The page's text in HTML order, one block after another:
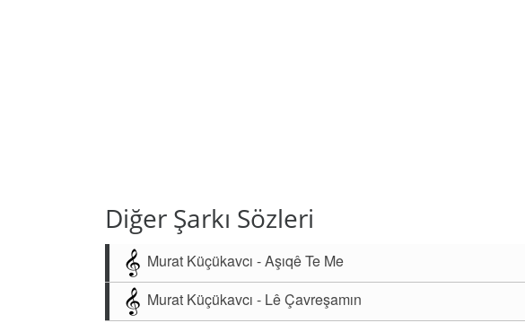
Diğer Şarkı Sözleri
Murat Küçükavcı - Aşıqê Te Me
Murat Küçükavcı - Lê Çavreşamın